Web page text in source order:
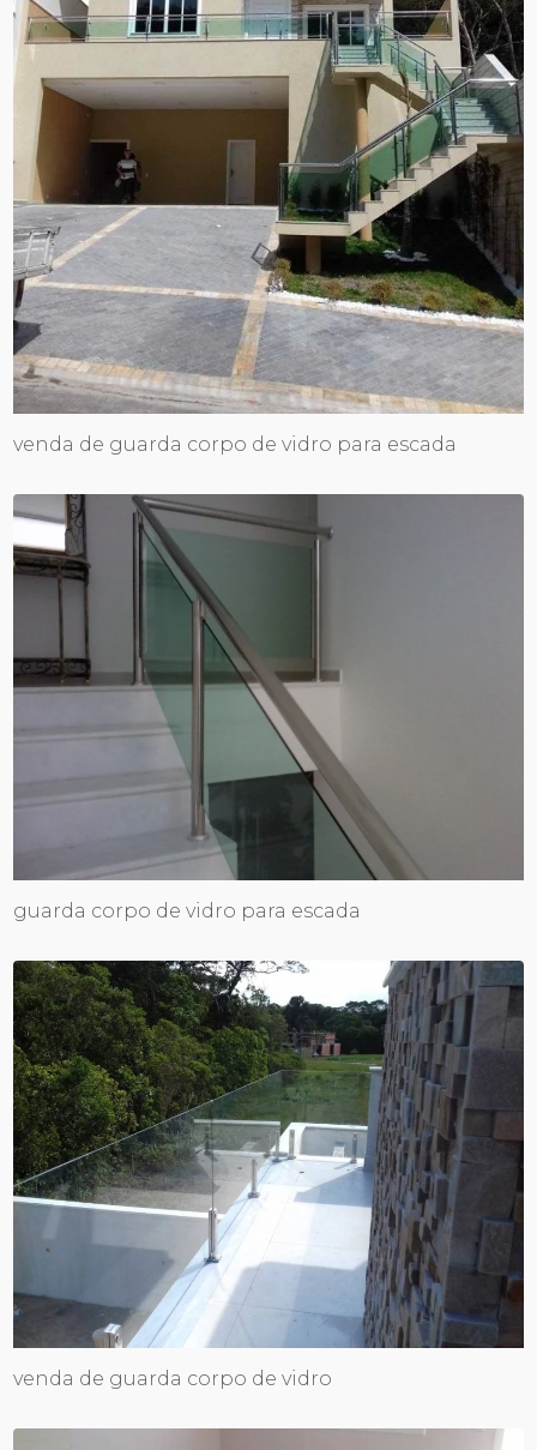
venda de guarda corpo de vidro para escada
guarda corpo de vidro para escada
venda de guarda corpo de vidro